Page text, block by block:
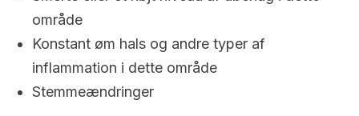
område
Konstant øm hals og andre typer af
inflammation i dette område
Stemmeændringer